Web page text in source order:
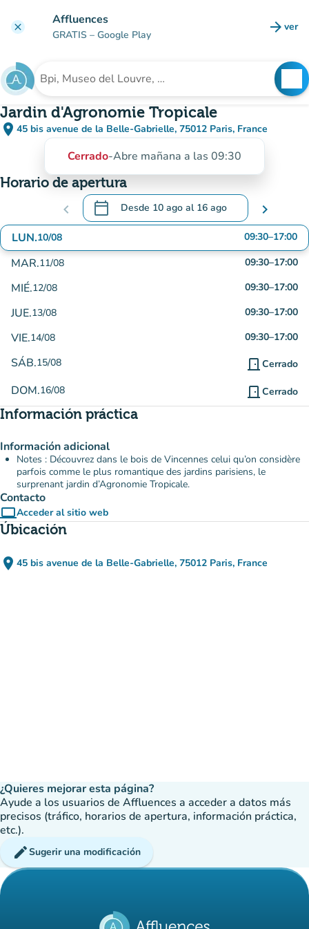
clear Affluences
GRATIS – Google Play arrow_forward ver
Buscar un establecimiento
Jardin d'Agronomie Tropicale
place 45 bis avenue de la Belle-Gabrielle, 75012 Paris, France
(abrir en Google Maps)
(nueva pestaña)
Cerrado-Abre mañana a las 09:30
Horario de apertura
chevron_left calendar_today Desde 10 ago al16 ago
.Abra el calendario para cambiar las fechas
chevron_right
LUN.10/08 09:30–17:00
MAR.11/08 09:30–17:00
MIÉ.12/08 09:30–17:00
JUE.13/08 09:30–17:00
VIE.14/08 09:30–17:00
SÁB.15/08 door_front Cerrado
DOM.16/08 door_front Cerrado
Información práctica
Información adicional
Notes : Découvrez dans le bois de Vincennes celui qu’on considère
parfois comme le plus romantique des jardins parisiens, le
surprenant jardin d’Agronomie Tropicale.
Contacto
computerAcceder al sitio web
(nueva pestaña)
Úbicación
place 45 bis avenue de la Belle-Gabrielle, 75012 Paris, France
(abrir en Google Maps)
(nueva pestaña)
¿Quieres mejorar esta página?
Ayude a los usuarios de Affluences a acceder a datos más
precisos (tráfico, horarios de apertura, información práctica,
etc.).
editSugerir una modificación